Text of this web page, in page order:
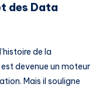
des Data
de la
devenue un moteur
Mais il souligne